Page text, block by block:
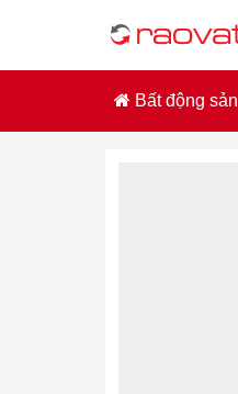
Bất động sản